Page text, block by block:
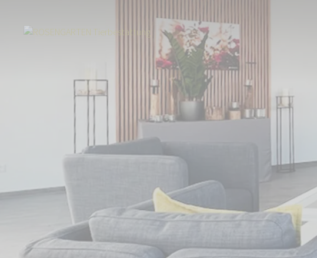
Neuer Standort in Stolberg: ROSENGARTEN-